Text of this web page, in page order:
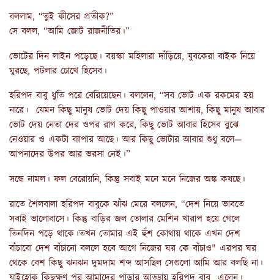
বললাম, “তুই কীসের প্রতীক?”
সে বলল, “আমি জোট রাজনীতির।”
ভোটের দিন লাইন পড়েছে। বয়স্কা মহিলারা দাঁড়িয়ে, যুবকেরা বাইক নিয়ে
ঘুরছে, পটলার চোখে হিসেব।
হরিপদ বাবু ধুতি পরে বেরিয়েছেন। বললেন, “সব ভোট এক রকমের হয়
নারে। যেমন কিছু মানুষ ভোট দেয় কিছু পাওয়ার আশায়, কিছু মানুষ আবার
ভোট দেয় নেতা দের ওপর রাগ করে, কিছু ভোট আবার হিসেব বুঝে
নেওয়ার ও একটা ব্যাপার আছে। আর কিছু ভোটার আবার শুধু বলে—
আপনাদের উপর আর ভরসা নেই।”
সন্ধে নামল। ফল বেরোয়নি, কিন্তু সবাই মনে মনে নিজের অঙ্ক কষছে।
রাতে শৈলবালা হরিপদ বাবুকে ঝাঁঝ মেরে বললেন, “দেশ নিয়ে ভাবতে
সবাই ভালোবাসে। কিন্তু বাড়ির জল তোলার মেশিন খারাপ হয়ে গেলে
তিনদিন পড়ে থাকে।তখন তোমার এই হুঁশ কোথায় থাকে এখন দেশ
বাঁচাবো দেশ বাঁচানো বললে হবে আগে নিজের ঘর কে বাঁচাও" এরপর ঘর
থেকে বেশ কিছু ঝনঝন দুমদাম শব্দ আসছিল সেগুলো আমি আর বলছি না।